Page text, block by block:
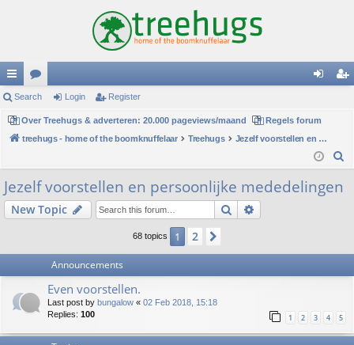
ui
ck
lin
ks
or
u
m
s
in
Search Login Register
Over Treehugs & adverteren: 20.000 pageviews/maand
Regels forum
treehugs - home of the boomknuffelaar
Treehugs
Jezelf voorstellen en persoonlijke mededelingen
Jezelf voorstellen en persoonlijke mededelingen
New Topic Search
68 topics 1 2
Announcements
Even voorstellen.
Last post by bungalow « 02 Feb 2018, 15:18
Replies: 100 1 2 3 4 5